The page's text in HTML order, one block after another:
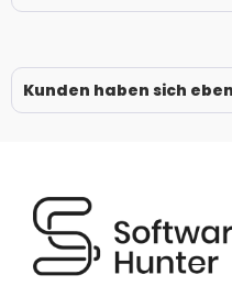
Kunden haben sich